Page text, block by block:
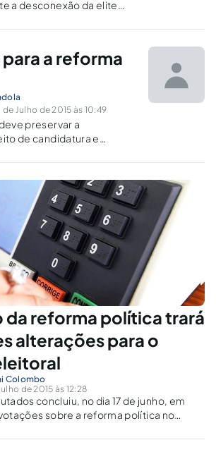
a desconexão da elite
diminuir a influência do
a reforma
Julho de 2015 às 10:49
preservar a
de candidatura e
maior respeito ao direito
de voto.
da reforma política trará
alterações para o
Colombo
de 2015 às 12:28
concluiu, no dia 17 de junho, em
sobre a reforma política no
turno no Plenário da Câmara.Advogado